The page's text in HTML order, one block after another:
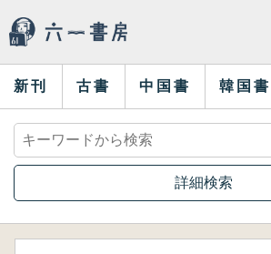
新刊 古書 中国書 韓国書
詳細検索